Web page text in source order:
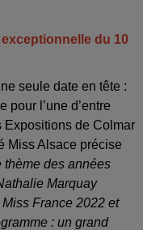
du 10
seule date en tête :
pour l’une d’entre
Expositions de Colmar
Miss Alsace précise
thème des années
Marquay
France 2022 et
: un grand